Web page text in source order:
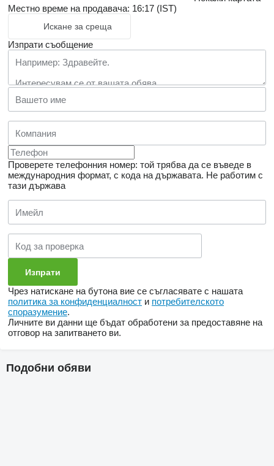
Местно време на продавача: 16:17 (IST)
Искане за среща
Изпрати съобщение
Проверете телефонния номер: той трябва да се въведе в
международния формат, с кода на държавата. Не работим с
тази държава
Чрез натискане на бутона вие се съгласявате с нашата
политика за конфиденциалност и потребителското
споразумение.
Личните ви данни ще бъдат обработени за предоставяне на
отговор на запитването ви.
Подобни обяви